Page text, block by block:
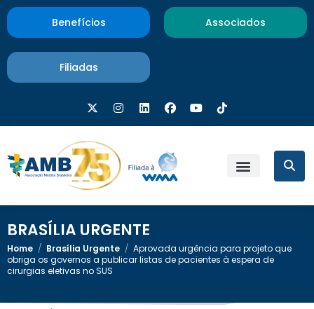
Benefícios Associados
Filiadas
BRASÍLIA URGENTE
Home / Brasília Urgente / Aprovada urgência para projeto que
obriga os governos a publicar listas de pacientes à espera de
cirurgias eletivas no SUS